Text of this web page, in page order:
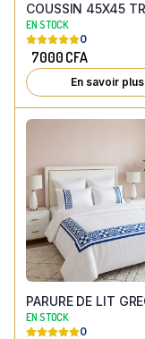
EN STOCK
0
7000 CFA
En savoir plus
EN STOCK
0